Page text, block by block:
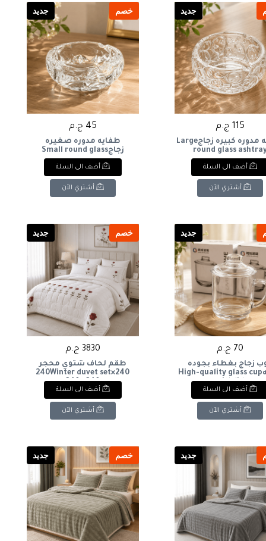
جديد
115 ج.م
طفايه مدوره كبيره زجاجLarge
round glass
أضف الى السلة
أشتري الآن
خصم جديد
45 ج.م
طفايه مدوره صغيره
زجاجSmall round glass
ashtray
أضف الى السلة
أشتري الآن
جديد
70 ج.م
زجاج بغطاء بجوده
عاليهHigh-quality glass cup
with lid
أضف الى السلة
أشتري الآن
خصم جديد
3830 ج.م
طقم لحاف شتوي محجر
240×240Winter duvet set
240x 240
أضف الى السلة
أشتري الآن
جديد خصم جديد